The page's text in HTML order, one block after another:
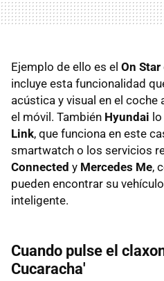
Ejemplo de ello es el On Star
incluye esta funcionalidad
acústica y visual en el
el móvil. También Hyundai
Link, que funciona en este
smartwatch o los servicios
Connected y Mercedes Me,
pueden encontrar su
inteligente.
Cuando pulse el
Cucaracha'